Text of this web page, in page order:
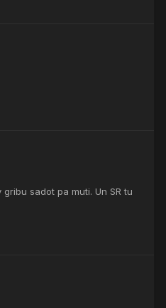
sadot pa muti. Un SR tu